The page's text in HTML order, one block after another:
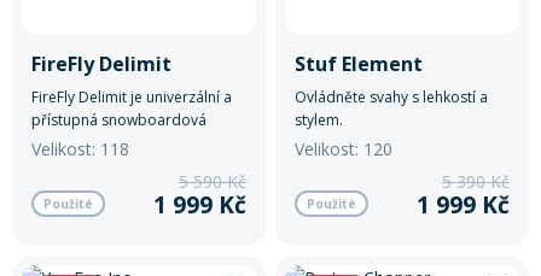
FireFly Delimit
FireFly Delimit je univerzální a
přístupná snowboardová
deska určená především pro
Velikost: 118
Použité
5 590 Kč
1 999 Kč
Stuf Element
Ovládněte svahy s lehkostí a
stylem.
Velikost: 120
Použité
5 390 Kč
1 999 Kč